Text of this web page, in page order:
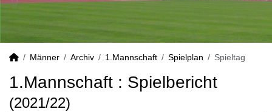
Männer Archiv 1.Mannschaft Spielplan Spieltag
1.Mannschaft : Spielbericht
(2021/22)